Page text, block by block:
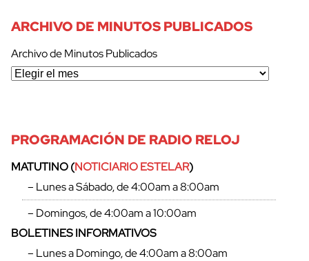
ARCHIVO DE MINUTOS PUBLICADOS
Archivo de Minutos Publicados
PROGRAMACIÓN DE RADIO RELOJ
MATUTINO (NOTICIARIO ESTELAR)
– Lunes a Sábado, de 4:00am a 8:00am
– Domingos, de 4:00am a 10:00am
BOLETINES INFORMATIVOS
– Lunes a Domingo, de 4:00am a 8:00am